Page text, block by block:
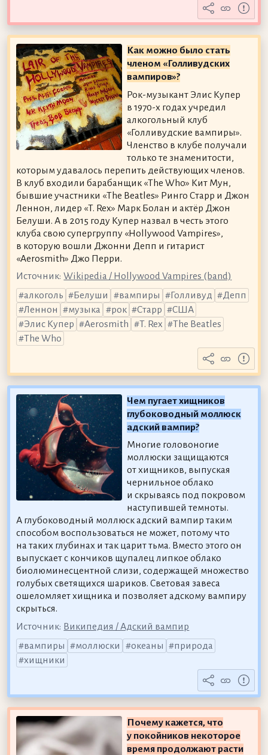
Как можно было стать
членом «Голливудских
вампиров»?
Рок-музыкант Элис Купер
в 1970-х годах учредил
алкогольный клуб
«Голливудские вампиры».
Членство в клубе получали
только те знаменитости,
которым удавалось перепить действующих членов.
В клуб входили барабанщик «The Who» Кит Мун,
бывшие участники «The Beatles» Ринго Старр и Джон
Леннон, лидер «T. Rex» Марк Болан и актёр Джон
Белуши. А в 2015 году Купер назвал в честь этого
клуба свою супергруппу «Hollywood Vampires»,
в которую вошли Джонни Депп и гитарист
«Aerosmith» Джо Перри.
Источник: Wikipedia / Hollywood Vampires (band)
алкоголь
Белуши вампиры Голливуд
Депп
Леннон
музыка рок Старр
США
Элис Купер
Aerosmith T. Rex
The Beatles
The Who
Чем пугает хищников
глубоководный моллюск
адский вампир?
Многие головоногие
моллюски защищаются
от хищников, выпуская
чернильное облако
и скрываясь под покровом
наступившей темноты.
А глубоководный моллюск адский вампир таким
способом воспользоваться не может, потому что
на таких глубинах и так царит тьма. Вместо этого он
выпускает с кончиков щупалец липкое облако
биолюминесцентной слизи, содержащей множество
голубых светящихся шариков. Световая завеса
ошеломляет хищника и позволяет адскому вампиру
скрыться.
Источник: Википедия / Адский вампир
вампиры
моллюски океаны
природа
хищники
Почему кажется, что
у покойников некоторое
время продолжают расти